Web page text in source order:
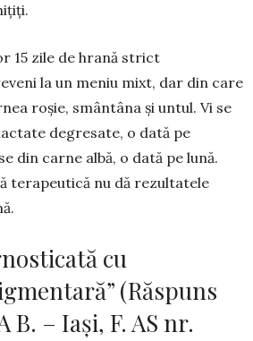
15 zile de hrană strict
la un meniu mixt, dar din care
roşie, smântâna şi untul. Vi se
degresate, o dată pe
din carne albă, o dată pe lună.
terapeutică nu dă rezultatele
cu
(Răspuns
B. – Iaşi, F. AS nr.